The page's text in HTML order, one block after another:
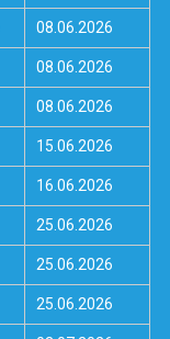
08.06.2026
08.06.2026
08.06.2026
15.06.2026
16.06.2026
25.06.2026
25.06.2026
25.06.2026